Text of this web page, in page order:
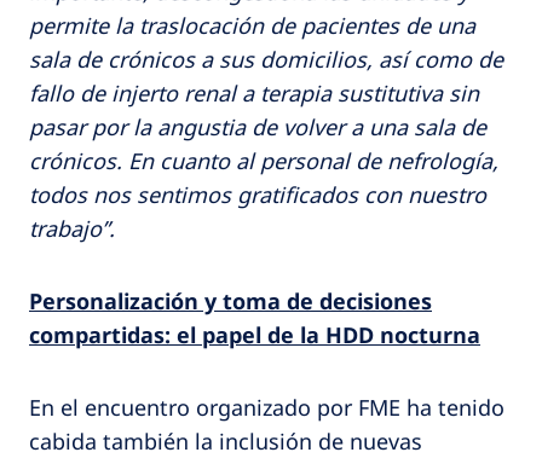
permite la traslocación de pacientes de una
sala de crónicos a sus domicilios, así como de
fallo de injerto renal a terapia sustitutiva sin
pasar por la angustia de volver a una sala de
crónicos. En cuanto al personal de nefrología,
todos nos sentimos gratificados con nuestro
trabajo”.
Personalización y toma de decisiones
compartidas: el papel de la HDD nocturna
En el encuentro organizado por FME ha tenido
cabida también la inclusión de nuevas